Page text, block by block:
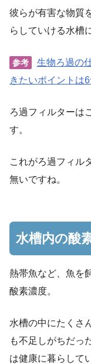
彼らが有害な物質
らしていける水槽
参考
生物ろ過の
きたいポイントは
ろ過フィルターは
す。
これがろ過フィル
無いですね。
水槽内の酸
熱帯魚など、魚を
酸素濃度。
水槽の中にたくさ
も不足しがちだっ
は健康に暮らして